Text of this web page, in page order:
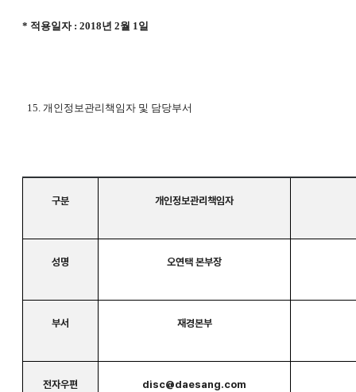
* 적용일자 : 2018년 2월 1일
15. 개인정보관리책임자 및 담당부서
구분 개인정보관리책임자
성명 오연택 본부장
부서 재경본부
전자우편 disc@daesang.com